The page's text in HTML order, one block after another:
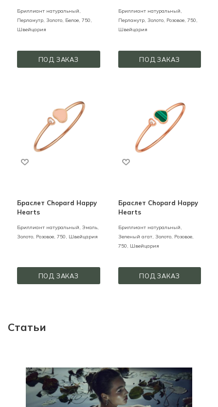
Бриллиант натуральный,
Перламутр, Золото, Белое, 750,
Швейцария
ПОД ЗАКАЗ
Бриллиант натуральный,
Перламутр, Золото, Розовое, 750,
Швейцария
ПОД ЗАКАЗ
Браслет Chopard Happy
Hearts
Бриллиант натуральный, Эмаль,
Золото, Розовое, 750, Швейцария
ПОД ЗАКАЗ
Браслет Chopard Happy
Hearts
Бриллиант натуральный,
Зеленый агат, Золото, Розовое,
750, Швейцария
ПОД ЗАКАЗ
Статьи